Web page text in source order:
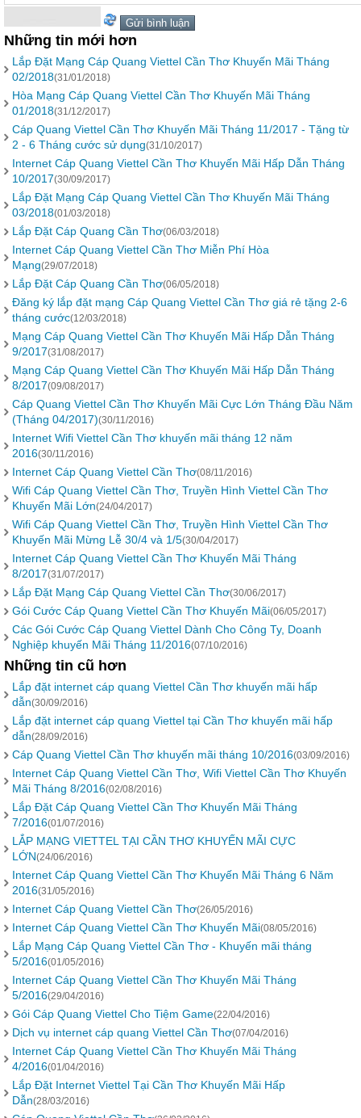
Những tin mới hơn
Lắp Đặt Mạng Cáp Quang Viettel Cần Thơ Khuyến Mãi Tháng
02/2018(31/01/2018)
Hòa Mạng Cáp Quang Viettel Cần Thơ Khuyến Mãi Tháng
01/2018(31/12/2017)
Cáp Quang Viettel Cần Thơ Khuyến Mãi Tháng 11/2017 - Tặng từ
2 - 6 Tháng cước sử dụng(31/10/2017)
Internet Cáp Quang Viettel Cần Thơ Khuyến Mãi Hấp Dẫn Tháng
10/2017(30/09/2017)
Lắp Đặt Mạng Cáp Quang Viettel Cần Thơ Khuyến Mãi Tháng
03/2018(01/03/2018)
Lắp Đặt Cáp Quang Cần Thơ(06/03/2018)
Internet Cáp Quang Viettel Cần Thơ Miễn Phí Hòa
Mạng(29/07/2018)
Lắp Đặt Cáp Quang Cần Thơ(06/05/2018)
Đăng ký lắp đặt mạng Cáp Quang Viettel Cần Thơ giá rẻ tặng 2-6
tháng cước(12/03/2018)
Mạng Cáp Quang Viettel Cần Thơ Khuyến Mãi Hấp Dẫn Tháng
9/2017(31/08/2017)
Mạng Cáp Quang Viettel Cần Thơ Khuyến Mãi Hấp Dẫn Tháng
8/2017(09/08/2017)
Cáp Quang Viettel Cần Thơ Khuyến Mãi Cực Lớn Tháng Đầu Năm
(Tháng 04/2017)(30/11/2016)
Internet Wifi Viettel Cần Thơ khuyến mãi tháng 12 năm
2016(30/11/2016)
Internet Cáp Quang Viettel Cần Thơ(08/11/2016)
Wifi Cáp Quang Viettel Cần Thơ, Truyền Hình Viettel Cần Thơ
Khuyến Mãi Lớn(24/04/2017)
Wifi Cáp Quang Viettel Cần Thơ, Truyền Hình Viettel Cần Thơ
Khuyến Mãi Mừng Lễ 30/4 và 1/5(30/04/2017)
Internet Cáp Quang Viettel Cần Thơ Khuyến Mãi Tháng
8/2017(31/07/2017)
Lắp Đặt Mạng Cáp Quang Viettel Cần Thơ(30/06/2017)
Gói Cước Cáp Quang Viettel Cần Thơ Khuyến Mãi(06/05/2017)
Các Gói Cước Cáp Quang Viettel Dành Cho Công Ty, Doanh
Nghiệp khuyến Mãi Tháng 11/2016(07/10/2016)
Những tin cũ hơn
Lắp đặt internet cáp quang Viettel Cần Thơ khuyến mãi hấp
dẫn(30/09/2016)
Lắp đặt internet cáp quang Viettel tại Cần Thơ khuyến mãi hấp
dẫn(28/09/2016)
Cáp Quang Viettel Cần Thơ khuyến mãi tháng 10/2016(03/09/2016)
Internet Cáp Quang Viettel Cần Thơ, Wifi Viettel Cần Thơ Khuyến
Mãi Tháng 8/2016(02/08/2016)
Lắp Đặt Cáp Quang Viettel Cần Thơ Khuyến Mãi Tháng
7/2016(01/07/2016)
LẮP MẠNG VIETTEL TẠI CẦN THƠ KHUYẾN MÃI CỰC
LỚN(24/06/2016)
Internet Cáp Quang Viettel Cần Thơ Khuyến Mãi Tháng 6 Năm
2016(31/05/2016)
Internet Cáp Quang Viettel Cần Thơ(26/05/2016)
Internet Cáp Quang Viettel Cần Thơ Khuyến Mãi(08/05/2016)
Lắp Mạng Cáp Quang Viettel Cần Thơ - Khuyến mãi tháng
5/2016(01/05/2016)
Internet Cáp Quang Viettel Cần Thơ Khuyến Mãi Tháng
5/2016(29/04/2016)
Gói Cáp Quang Viettel Cho Tiệm Game(22/04/2016)
Dịch vụ internet cáp quang Viettel Cần Thơ(07/04/2016)
Internet Cáp Quang Viettel Cần Thơ Khuyến Mãi Tháng
4/2016(01/04/2016)
Lắp Đặt Internet Viettel Tại Cần Thơ Khuyến Mãi Hấp
Dẫn(28/03/2016)